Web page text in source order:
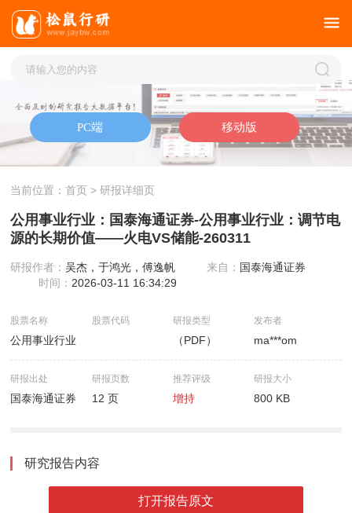
当前位置：首页 > 研报详细页
公用事业行业：国泰海通证券-公用事业行业：调节电
源的长期价值——火电VS储能-260311
研报作者：吴杰，于鸿光，傅逸帆 来自： 国泰海通证券
时间： 2026-03-11 16:34:29
股票名称
公用事业行业
股票代码 研报类型
（PDF）
发布者
ma***om
研报出处
国泰海通证券
研报页数
12 页
推荐评级
增持
研报大小
800 KB
研究报告内容
打开报告原文